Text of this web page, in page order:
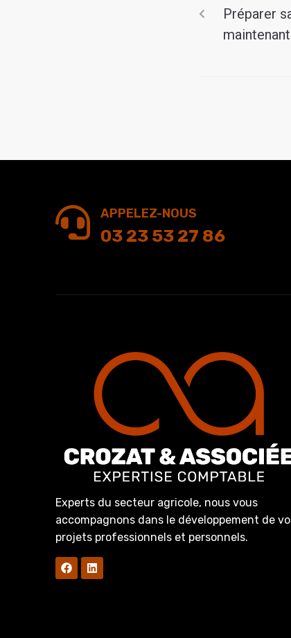
Préparer
maintenant
APPELEZ-NOUS
03 23 53 27 86
Experts du secteur agricole, nous vous
accompagnons dans le développement de
projets professionnels et personnels.